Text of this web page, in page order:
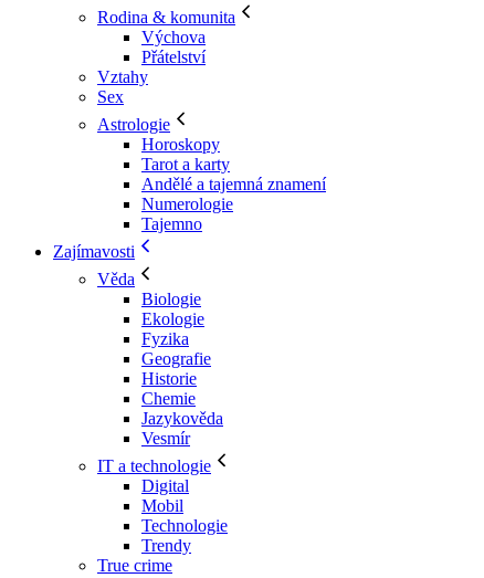
Rodina & komunita
Výchova
Přátelství
Vztahy
Sex
Astrologie
Horoskopy
Tarot a karty
Andělé a tajemná znamení
Numerologie
Tajemno
Zajímavosti
Věda
Biologie
Ekologie
Fyzika
Geografie
Historie
Chemie
Jazykověda
Vesmír
IT a technologie
Digital
Mobil
Technologie
Trendy
True crime